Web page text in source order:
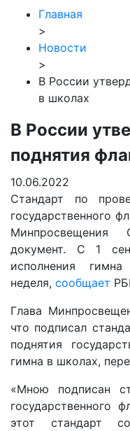
Главная
>
Новости
>
В России
в школах
В России
поднятия
10.06.2022
Стандарт по
государственного
Минпросвещения
документ. С 1
исполнения
неделя, сообщает
Глава
что подписал
поднятия
гимна в школах,
«Мною подписан
государственного
этот стандарт